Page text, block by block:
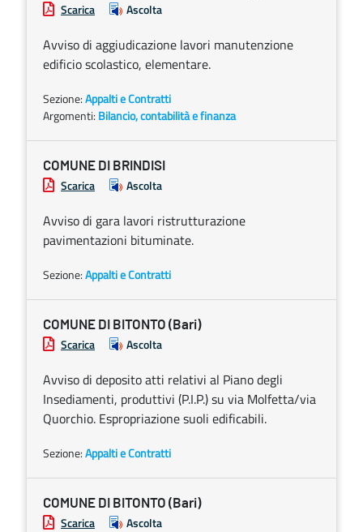
Scarica Ascolta
Avviso di aggiudicazione lavori manutenzione
edificio scolastico, elementare.
Sezione:Appalti e Contratti
Argomenti: Bilancio, contabilità e finanza
COMUNE DI BRINDISI
Scarica Ascolta
Avviso di gara lavori ristrutturazione
pavimentazioni bituminate.
Sezione:Appalti e Contratti
COMUNE DI BITONTO (Bari)
Scarica Ascolta
Avviso di deposito atti relativi al Piano degli
Insediamenti, produttivi (P.I.P.) su via Molfetta/via
Quorchio. Espropriazione suoli edificabili.
Sezione:Appalti e Contratti
COMUNE DI BITONTO (Bari)
Scarica Ascolta